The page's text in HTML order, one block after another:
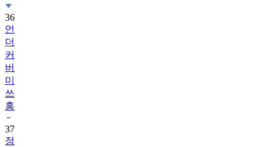
36
언
더
커
버
미
쓰
홍
37
정